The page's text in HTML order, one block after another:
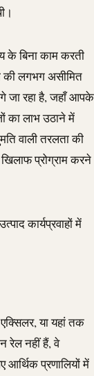
के बिना काम करती
की लगभग असीमित
रहा है, जहाँ आपके
का लाभ उठाने में
वाली तरलता की
प्रोग्राम करने
कार्यप्रवाहों में
या यहां तक
रेल नहीं हैं, वे
आर्थिक प्रणालियों में